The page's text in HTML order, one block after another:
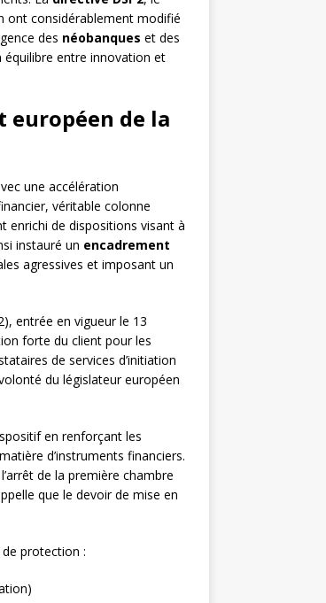
ont considérablement modifié
des néobanques et des
équilibre entre innovation et
de la
une accélération
véritable colonne
enrichi de dispositions visant à
instauré un encadrement
agressives et imposant un
entrée en vigueur le 13
forte du client pour les
de services d’initiation
du législateur européen
en renforçant les
d’instruments financiers.
de la première chambre
que le devoir de mise en
protection :